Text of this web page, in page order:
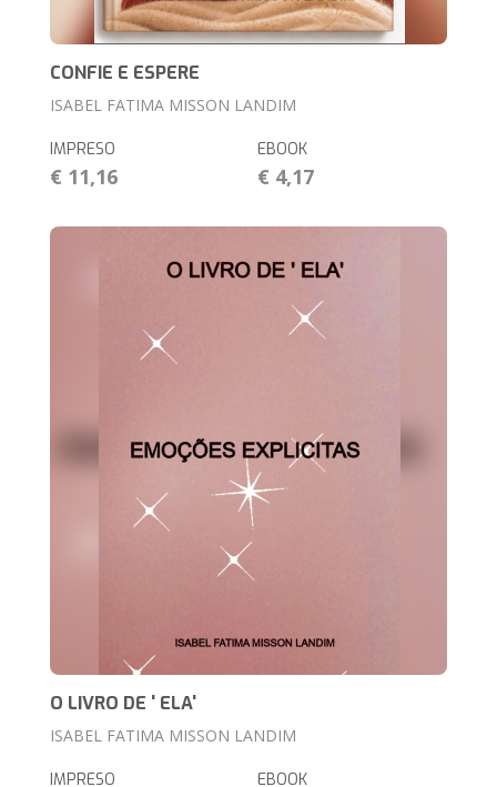
CONFIE E ESPERE
ISABEL FATIMA MISSON LANDIM
IMPRESO
€ 11,16
EBOOK
€ 4,17
O LIVRO DE ' ELA'
ISABEL FATIMA MISSON LANDIM
IMPRESO EBOOK